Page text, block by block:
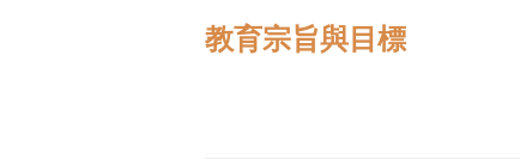
教育宗旨與目標